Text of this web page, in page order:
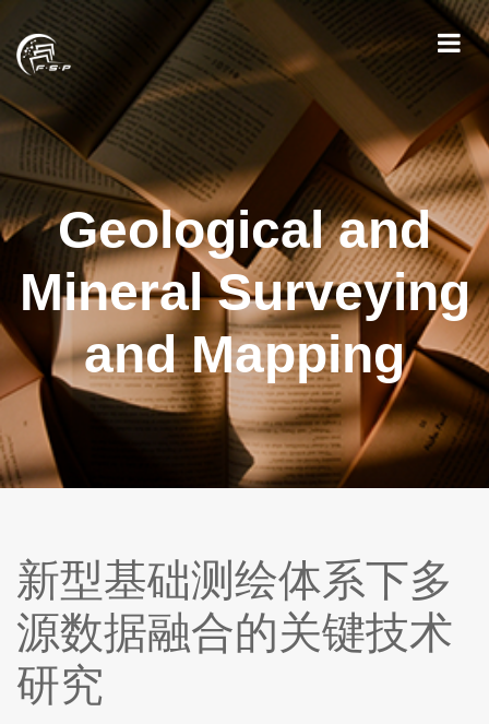
Geological and
Mineral Surveying
and Mapping
新型基础测绘体系下多
源数据融合的关键技术
研究